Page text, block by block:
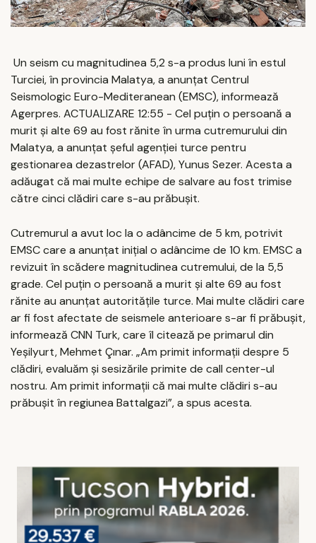
Un seism cu magnitudinea 5,2 s-a produs luni în estul
Turciei, în provincia Malatya, a anunţat Centrul
Seismologic Euro-Mediteranean (EMSC), informează
Agerpres. ACTUALIZARE 12:55 - Cel puțin o persoană a
murit și alte 69 au fost rănite în urma cutremurului din
Malatya, a anunțat șeful agenției turce pentru
gestionarea dezastrelor (AFAD), Yunus Sezer. Acesta a
adăugat că mai multe echipe de salvare au fost trimise
către cinci clădiri care s-au prăbușit.
Cutremurul a avut loc la o adâncime de 5 km, potrivit
EMSC care a anunţat iniţial o adâncime de 10 km. EMSC a
revizuit în scădere magnitudinea cutremului, de la 5,5
grade. Cel puțin o persoană a murit și alte 69 au fost
rănite au anunțat autoritățile turce. Mai multe clădiri care
ar fi fost afectate de seismele anterioare s-ar fi prăbușit,
informează CNN Turk, care îl citează pe primarul din
Yeşilyurt, Mehmet Çınar. „Am primit informații despre 5
clădiri, evaluăm și sesizările primite de call center-ul
nostru. Am primit informații că mai multe clădiri s-au
prăbușit în regiunea Battalgazi”, a spus acesta.